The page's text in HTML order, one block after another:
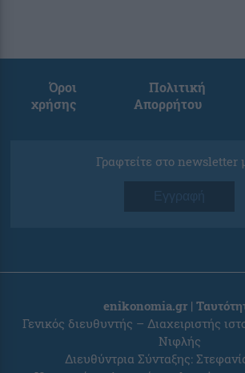
Όροι
χρήσης
Πολιτική
Απορρήτου
Γραφτείτε στο newsletter
Εγγραφή
enikonomia.gr |
Γενικός διευθυντής – Διαχειριστής
Νιφλής
Διευθύντρια Σύνταξης: